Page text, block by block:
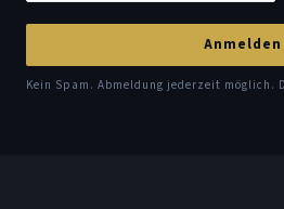
Anmelden
Kein Spam. Abmeldung jederzeit möglich.